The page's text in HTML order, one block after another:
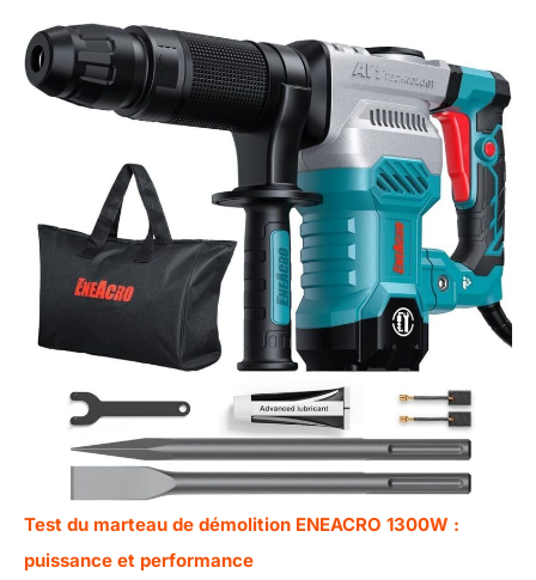
Test du marteau de démolition ENEACRO 1300W :
puissance et performance